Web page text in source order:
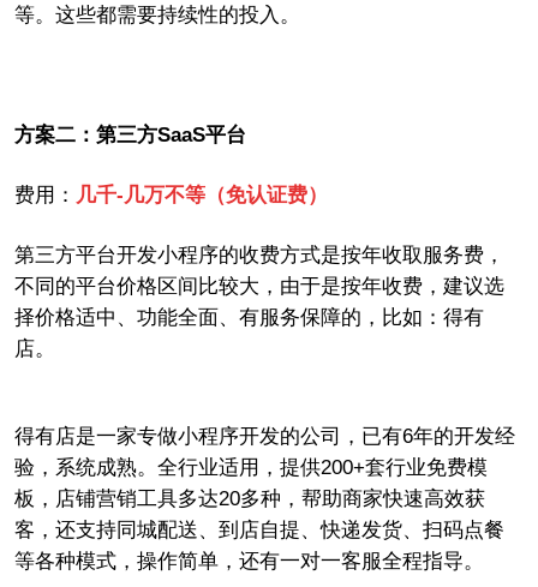
等。这些都需要持续性的投入。
方案二：第三方SaaS平台
费用： 几千- 几万不等（免认证费）
第三方平台开发小程序的收费方式是按年收取服务费，
不同的平台价格区间比较大， 由于是按年收费，建议选
择价格适中、功能全面、有服务保障的，比如：得有
店。
得有店是一家专做小程序开发的公司，已有6年的开发经
验，系统成熟。全行业适用，提供200+套行业免费模
板，店铺营销工具多达20多种，帮助商家快速高效获
客，还支持同城配送、到店自提、快递发货、扫码点餐
等各种模式，操作简单，还有一对一客服全程指导。